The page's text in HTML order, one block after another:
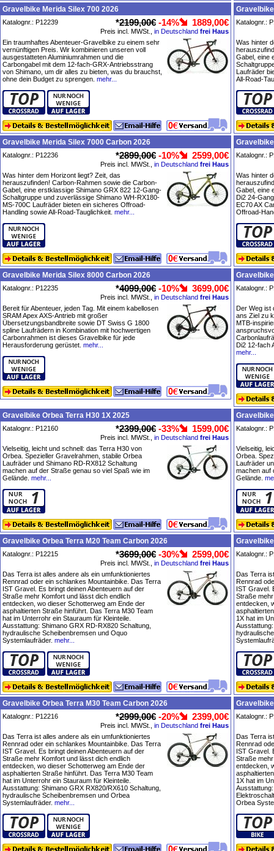
Gravelbike Merida Silex 700 2026
Katalognr.: P12239 *2199,00€ -14% 1889,00€
Preis incl. MWSt., in Deutschland frei Haus
Ein traumhaftes Abenteuer-Gravelbike zu einem sehr
vernünftigen Preis. Wir kombinieren unseren voll
ausgestatteten Aluminiumrahmen und die
Carbongabel mit dem 12-fach-GRX-Antriebsstrang
von Shimano, um dir alles zu bieten, was du brauchst,
ohne dein Budget zu sprengen. mehr...
Katalognr.:
Was hinter
Gabel, eine
Laufräder
All-Road-
Gravelbike Merida Silex 7000 Carbon 2026
Katalognr.: P12236 *2899,00€ -10% 2599,00€
Preis incl. MWSt., in Deutschland frei Haus
Was hinter dem Horizont liegt? Zeit, das
herauszufinden! Carbon-Rahmen sowie die Carbon-
Gabel, eine erstklassige Shimano GRX 822 12-Gang-
Schaltgruppe und zuverlässige Shimano WH-RX180-
MS-700C Laufräder bieten ein sicheres Offroad-
Handling sowie All-Road-Tauglichkeit. mehr...
Katalognr.:
Was hinter
Gabel, eine
Di2 24-
EC70 AX
Offroad-
Gravelbike Merida Silex 8000 Carbon 2026
Katalognr.: P12235 *4099,00€ -10% 3699,00€
Preis incl. MWSt., in Deutschland frei Haus
Bereit für Abenteuer, jeden Tag. Mit einem kabellosen
SRAM Apex AXS-Antrieb mit großer
Übersetzungsbandbreite sowie DT Swiss G 1800
spline Laufrädern in Kombination mit hochwertigen
Carbonrahmen ist dieses Gravelbike für jede
Herausforderung gerüstet. mehr...
Katalognr.:
Der Weg ist
ans Ziel zu
MTB-
Di2 12-fach
mehr...
Gravelbike Orbea Terra H30 1X 2025
Katalognr.: P12160 *2399,00€ -33% 1599,00€
Preis incl. MWSt., in Deutschland frei Haus
Vielseitig, leicht und schnell: das Terra H30 von
Orbea. Spezieller Gravelrahmen, stabile Orbea
Laufräder und Shimano RD-RX812 Schaltung
machen auf der Straße genau so viel Spaß wie im
Gelände. mehr...
Katalognr.:
Vielseitig,
Orbea.
Laufräder
machen auf
Gelände.
Gravelbike Orbea Terra M20 Team Carbon 2026
Katalognr.: P12215 *3699,00€ -30% 2599,00€
Preis incl. MWSt., in Deutschland frei Haus
Das Terra ist alles andere als ein umfunktioniertes
Rennrad oder ein schlankes Mountainbike. Das Terra
IST Gravel. Es bringt deinen Abenteuern auf der
Straße mehr Komfort und lässt dich endlich
entdecken, wo dieser Schotterweg am Ende der
asphaltierten Straße hinführt. Das Terra M30 Team
hat im Unterrohr ein Stauraum für Kleinteile.
Ausstattung: Shimano GRX RD-RX820 Schaltung,
hydraulische Scheibenbremsen und Oquo
Systemlaufräder. mehr...
Katalognr.:
Das Terra
Rennrad
IST Gravel.
Straße
entdecken,
1X hat im
Gravelbike Orbea Terra M30 Team Carbon 2026
Katalognr.: P12216 *2999,00€ -20% 2399,00€
Preis incl. MWSt., in Deutschland frei Haus
Das Terra ist alles andere als ein umfunktioniertes
Rennrad oder ein schlankes Mountainbike. Das Terra
IST Gravel. Es bringt deinen Abenteuern auf der
Straße mehr Komfort und lässt dich endlich
entdecken, wo dieser Schotterweg am Ende der
asphaltierten Straße hinführt. Das Terra M30 Team
hat im Unterrohr ein Stauraum für Kleinteile.
Ausstattung: Shimano GRX RX820/RX610 Schaltung,
hydraulische Scheibenbremsen und Orbea
Systemlaufräder. mehr...
Katalognr.:
Das Terra
Rennrad
IST Gravel.
Straße
entdecken,
1X hat im
Orbea